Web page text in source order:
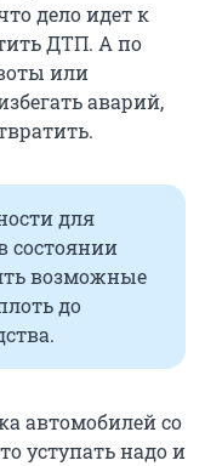
дело идет к
ДТП. А по
или
аварий,
для
состоянии
возможные
до
автомобилей со
уступать надо и